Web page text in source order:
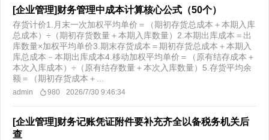
[企业管理]财务管理中成本计算核心公式（50个）
存货计价1.月末一次加权平均单价＝（期初存货总成本＋本期入库
总成本）÷（期初存货数量＋本期入库数量）2.本期出库成本＝出
库数量×加权平均单价3.期末存货成本＝期初存货总成本＋本期入
库总成本－本期出库成本4.移动加权平均单价＝（原有结存成本＋
本次入库成本）÷（原有结存数量＋本次入库数量）5.存货平均余
额＝（期初存货成本＋...
admin 980 2026/7/30 9:46:34
[企业管理]财务记账凭证附件要补充齐全以备税务机关后
查